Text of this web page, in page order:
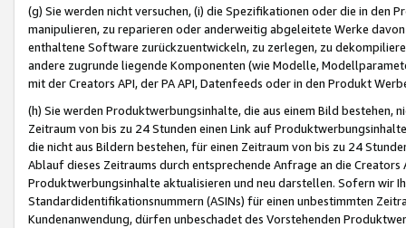
(g) Sie werden nicht versuchen, (i) die Spezifikationen oder die in
manipulieren, zu reparieren oder anderweitig abgeleitete Werke
enthaltene Software zurückzuentwickeln, zu zerlegen, zu
andere zugrunde liegende Komponenten (wie Modelle,
mit der Creators API, der PA API, Datenfeeds oder in den Produkt
(h) Sie werden Produktwerbungsinhalte, die aus einem Bild bestehen,
Zeitraum von bis zu 24 Stunden einen Link auf
die nicht aus Bildern bestehen, für einen Zeitraum von bis zu 24
Ablauf dieses Zeitraums durch entsprechende Anfrage an die
Produktwerbungsinhalte aktualisieren und neu darstellen. Sofern wir
Standardidentifikationsnummern (ASINs) für einen unbestimmten
Kundenanwendung, dürfen unbeschadet des Vorstehenden